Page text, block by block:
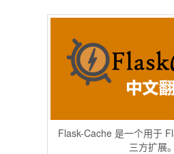
Flask-Cache 是一个用于
三方扩展。